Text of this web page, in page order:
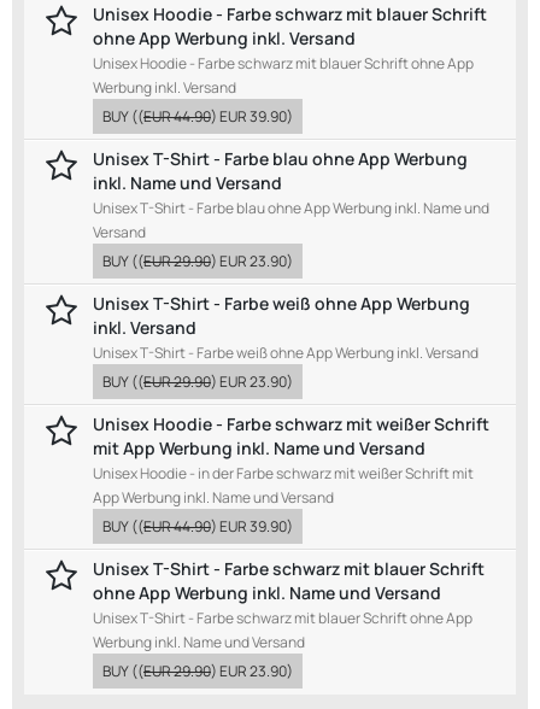
Unisex Hoodie - Farbe schwarz mit blauer Schrift
ohne App Werbung inkl. Versand
Unisex Hoodie - Farbe schwarz mit blauer Schrift ohne App
Werbung inkl. Versand
BUY((EUR 44.90)EUR 39.90)
Unisex T-Shirt - Farbe blau ohne App Werbung
inkl. Name und Versand
Unisex T-Shirt - Farbe blau ohne App Werbung inkl. Name und
Versand
BUY((EUR 29.90)EUR 23.90)
Unisex T-Shirt - Farbe weiß ohne App Werbung
inkl. Versand
Unisex T-Shirt - Farbe weiß ohne App Werbung inkl. Versand
BUY((EUR 29.90)EUR 23.90)
Unisex Hoodie - Farbe schwarz mit weißer Schrift
mit App Werbung inkl. Name und Versand
Unisex Hoodie - in der Farbe schwarz mit weißer Schrift mit
App Werbung inkl. Name und Versand
BUY((EUR 44.90)EUR 39.90)
Unisex T-Shirt - Farbe schwarz mit blauer Schrift
ohne App Werbung inkl. Name und Versand
Unisex T-Shirt - Farbe schwarz mit blauer Schrift ohne App
Werbung inkl. Name und Versand
BUY((EUR 29.90)EUR 23.90)